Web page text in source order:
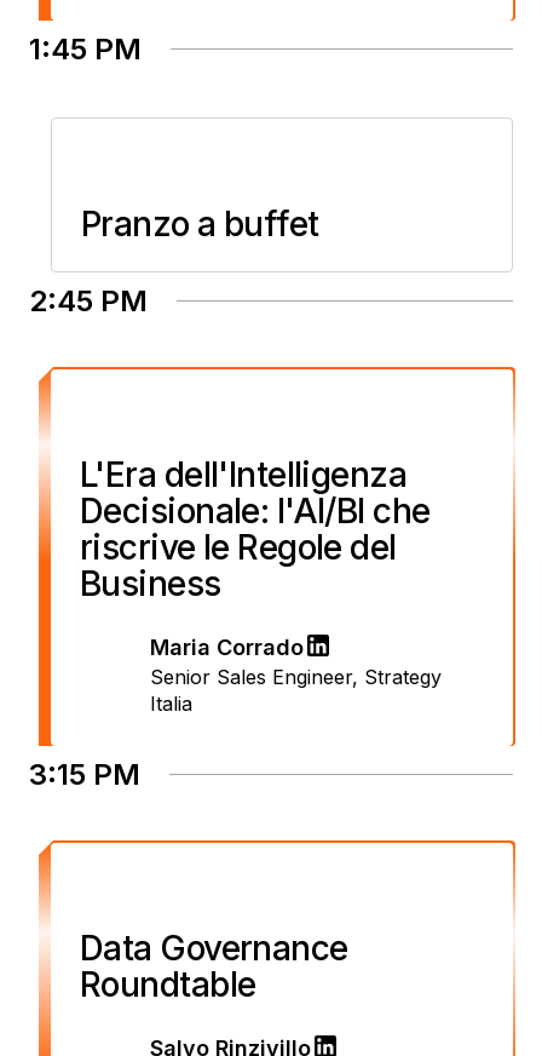
1:45 PM
Pranzo a buffet
2:45 PM
L'Era dell'Intelligenza
Decisionale: l'AI/BI che
riscrive le Regole del
Business
Maria Corrado
Senior Sales Engineer, Strategy
Italia
3:15 PM
Data Governance
Roundtable
Salvo Rinzivillo